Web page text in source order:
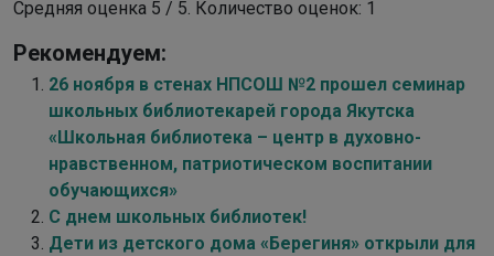
Средняя оценка 5 / 5. Количество оценок: 1
Рекомендуем:
26 ноября в стенах НПСОШ №2 прошел семинар
школьных библиотекарей города Якутска
«Школьная библиотека – центр в духовно-
нравственном, патриотическом воспитании
обучающихся»
С днем школьных библиотек!
Дети из детского дома «Берегиня» открыли для